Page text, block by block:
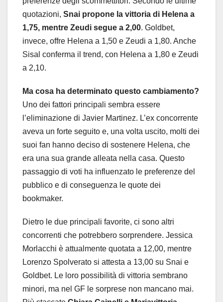
quotazioni, Snai propone la vittoria di Helena a
1,75, mentre Zeudi segue a 2,00. Goldbet,
invece, offre Helena a 1,50 e Zeudi a 1,80. Anche
Sisal conferma il trend, con Helena a 1,80 e Zeudi
a 2,10.
Ma cosa ha determinato questo cambiamento?
Uno dei fattori principali sembra essere
l’eliminazione di Javier Martinez. L’ex concorrente
aveva un forte seguito e, una volta uscito, molti dei
suoi fan hanno deciso di sostenere Helena, che
era una sua grande alleata nella casa. Questo
passaggio di voti ha influenzato le preferenze del
pubblico e di conseguenza le quote dei
bookmaker.
Dietro le due principali favorite, ci sono altri
concorrenti che potrebbero sorprendere. Jessica
Morlacchi è attualmente quotata a 12,00, mentre
Lorenzo Spolverato si attesta a 13,00 su Snai e
Goldbet. Le loro possibilità di vittoria sembrano
minori, ma nel GF le sorprese non mancano mai.